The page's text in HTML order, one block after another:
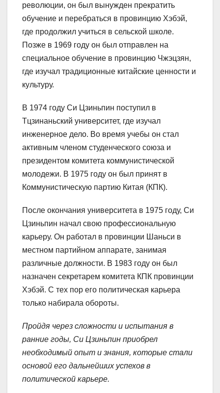
революции, он был вынужден прекратить
обучение и перебраться в провинцию Хэбэй,
где продолжил учиться в сельской школе.
Позже в 1969 году он был отправлен на
специальное обучение в провинцию Чжэцзян,
где изучал традиционные китайские ценности и
культуру.
В 1974 году Си Цзиньпин поступил в
Тцзинаньский университет, где изучал
инженерное дело. Во время учебы он стал
активным членом студенческого союза и
президентом комитета коммунистической
молодежи. В 1975 году он был принят в
Коммунистическую партию Китая (КПК).
После окончания университета в 1975 году, Си
Цзиньпин начал свою профессиональную
карьеру. Он работал в провинции Шаньси в
местном партийном аппарате, занимая
различные должности. В 1983 году он был
назначен секретарем комитета КПК провинции
Хэбэй. С тех пор его политическая карьера
только набирала обороты.
Пройдя через сложности и испытания в
ранние годы, Си Цзиньпин приобрел
необходимый опыт и знания, которые стали
основой его дальнейших успехов в
политической карьере.